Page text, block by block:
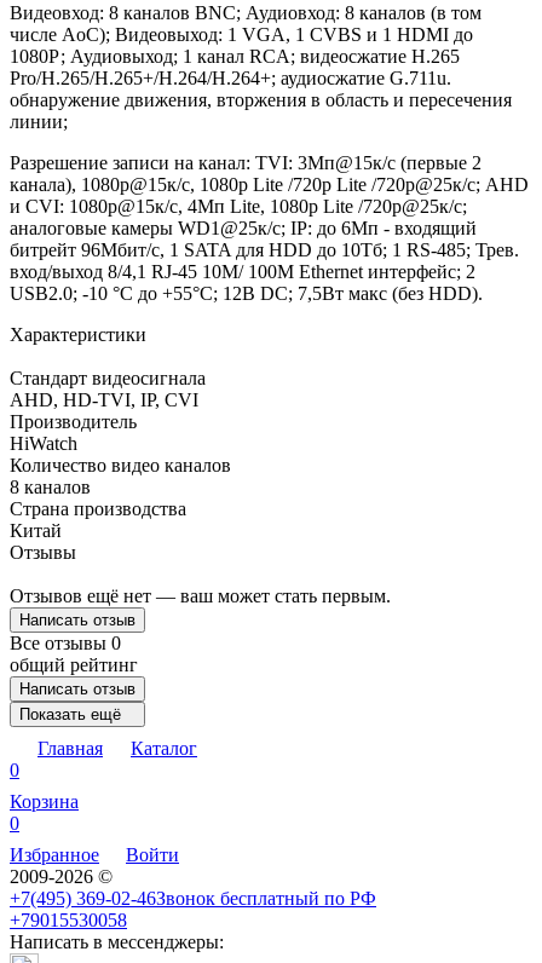
Видеовход: 8 каналов BNC; Аудиовход: 8 каналов (в том
числе AoC); Видеовыход: 1 VGA, 1 CVBS и 1 HDMI до
1080Р; Аудиовыход; 1 канал RCA; видеосжатие H.265
Pro/H.265/H.265+/H.264/H.264+; аудиосжатие G.711u.
обнаружение движения, вторжения в область и пересечения
линии;
Разрешение записи на канал: TVI: 3Мп@15к/с (первые 2
канала), 1080p@15к/с, 1080p Lite /720p Lite /720p@25к/с; AHD
и CVI: 1080p@15к/с, 4Мп Lite, 1080p Lite /720p@25к/с;
аналоговые камеры WD1@25к/с; IP: до 6Мп - входящий
битрейт 96Мбит/с, 1 SATA для HDD до 10Тб; 1 RS-485; Трев.
вход/выход 8/4,1 RJ-45 10M/ 100M Ethernet интерфейс; 2
USB2.0; -10 °C до +55°C; 12В DC; 7,5Вт макс (без HDD).
Характеристики
Стандарт видеосигнала
AHD, HD-TVI, IP, CVI
Производитель
HiWatch
Количество видео каналов
8 каналов
Страна производства
Китай
Отзывы
Отзывов ещё нет — ваш может стать первым.
Написать отзыв
Все отзывы 0
общий рейтинг
Написать отзыв
Показать ещё
Главная
Каталог
0
Корзина
0
Избранное
Войти
2009-2026 ©
+7(495) 369-02-46Звонок бесплатный по РФ
+79015530058
Написать в мессенджеры: